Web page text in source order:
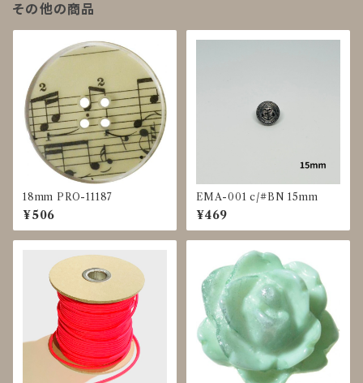
その他の商品
18mm PRO-11187
¥506
EMA-001 c/#BN 15mm
¥469